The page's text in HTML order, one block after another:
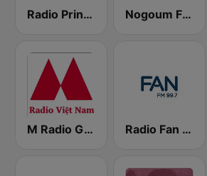
Radio Princesa da Serra Nogoum FM 100.6 (نجوم فم)
M Radio Giải Trí Việt Nam Radio Fan 99.7 FM